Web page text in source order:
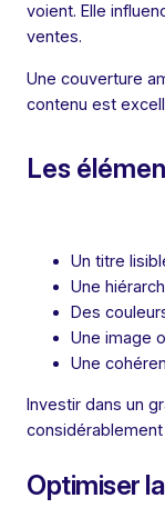
voient. Elle
ventes.
Une couverture
contenu est
Les
Un titre
Une
Des
Une image
Une
Investir dans un
Optimiser